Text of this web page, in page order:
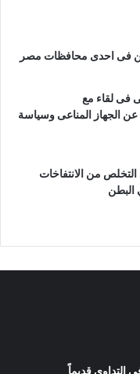
فى احدى محافظات مصر
فى لقاء مع
الجهاز المناعى وسياسة
من الانتفاخات
البطن
التداوي قديماً